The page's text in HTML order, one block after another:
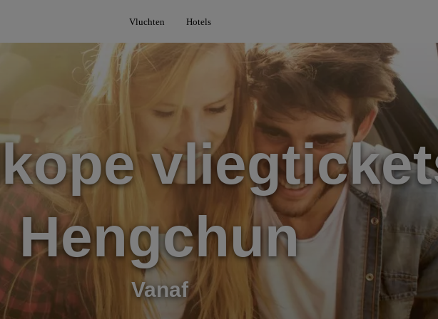
Vluchten Hotels
Hengchun
Vanaf